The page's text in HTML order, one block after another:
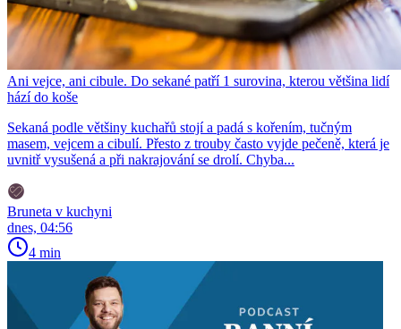
Ani vejce, ani cibule. Do sekané patří 1 surovina, kterou většina lidí
hází do koše
Sekaná podle většiny kuchařů stojí a padá s kořením, tučným
masem, vejcem a cibulí. Přesto z trouby často vyjde pečeně, která je
uvnitř vysušená a při nakrajování se drolí. Chyba...
Bruneta v kuchyni
dnes, 04:56
4 min